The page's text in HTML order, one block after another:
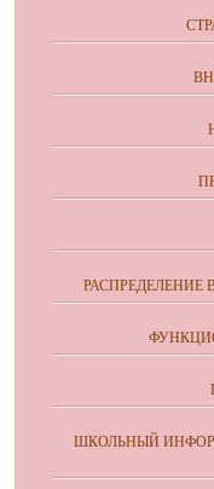
ШКОЛЬНЫЙ